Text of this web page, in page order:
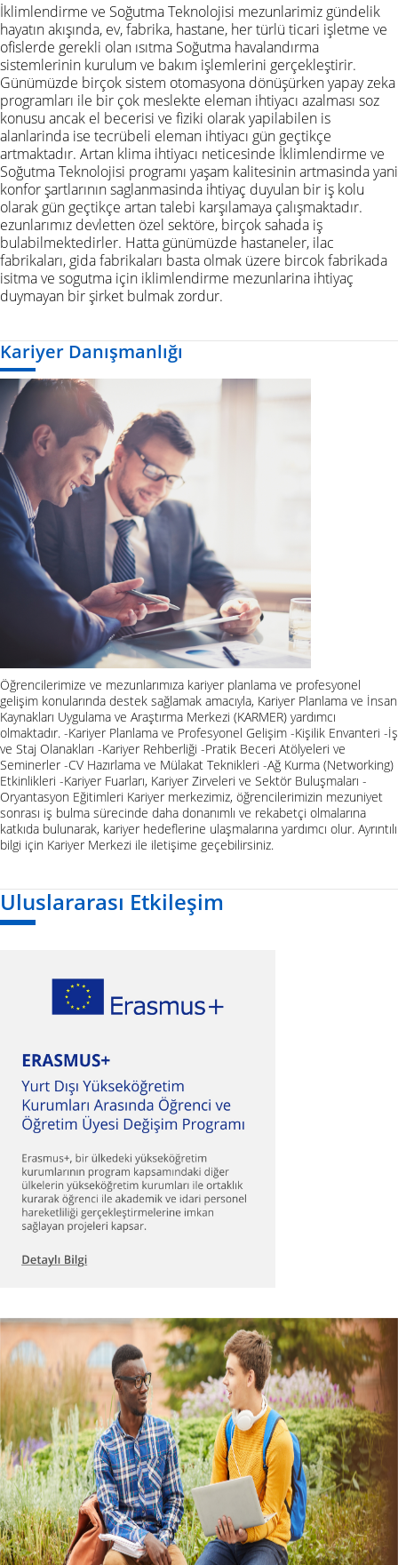
İklimlendirme ve Soğutma Teknolojisi mezunlarimiz gündelik
hayatın akışında, ev, fabrika, hastane, her türlü ticari işletme ve
ofislerde gerekli olan ısıtma Soğutma havalandırma
sistemlerinin kurulum ve bakım işlemlerini gerçekleştirir.
Günümüzde birçok sistem otomasyona dönüşürken yapay zeka
programları ile bir çok meslekte eleman ihtiyacı azalması soz
konusu ancak el becerisi ve fiziki olarak yapilabilen is
alanlarinda ise tecrübeli eleman ihtiyacı gün geçtikçe
artmaktadır. Artan klima ihtiyacı neticesinde İklimlendirme ve
Soğutma Teknolojisi programı yaşam kalitesinin artmasinda yani
konfor şartlarının saglanmasinda ihtiyaç duyulan bir iş kolu
olarak gün geçtikçe artan talebi karşılamaya çalışmaktadır.
ezunlarımız devletten özel sektöre, birçok sahada iş
bulabilmektedirler. Hatta günümüzde hastaneler, ilac
fabrikaları, gida fabrikaları basta olmak üzere bircok fabrikada
isitma ve sogutma için iklimlendirme mezunlarina ihtiyaç
duymayan bir şirket bulmak zordur.
Kariyer Danışmanlığı
Öğrencilerimize ve mezunlarımıza kariyer planlama ve profesyonel
gelişim konularında destek sağlamak amacıyla, Kariyer Planlama ve İnsan
Kaynakları Uygulama ve Araştırma Merkezi (KARMER) yardımcı
olmaktadır. -Kariyer Planlama ve Profesyonel Gelişim -Kişilik Envanteri -İş
ve Staj Olanakları -Kariyer Rehberliği -Pratik Beceri Atölyeleri ve
Seminerler -CV Hazırlama ve Mülakat Teknikleri -Ağ Kurma (Networking)
Etkinlikleri -Kariyer Fuarları, Kariyer Zirveleri ve Sektör Buluşmaları -
Oryantasyon Eğitimleri Kariyer merkezimiz, öğrencilerimizin mezuniyet
sonrası iş bulma sürecinde daha donanımlı ve rekabetçi olmalarına
katkıda bulunarak, kariyer hedeflerine ulaşmalarına yardımcı olur. Ayrıntılı
bilgi için Kariyer Merkezi ile iletişime geçebilirsiniz.
Uluslararası Etkileşim